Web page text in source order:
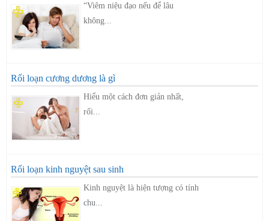
“Viêm niệu đạo nếu để lâu
không...
Rối loạn cương dương là gì
Hiểu một cách đơn giản nhất,
rối...
Rối loạn kinh nguyệt sau sinh
Kinh nguyệt là hiện tượng có tính
chu...